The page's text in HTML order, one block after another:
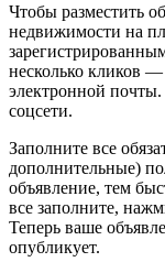
Чтобы разместить
недвижимости на
несколько кликов
электронной
соцсети.
Заполните все
дополнительные)
объявление, тем
все заполните,
Теперь ваше
опубликует.